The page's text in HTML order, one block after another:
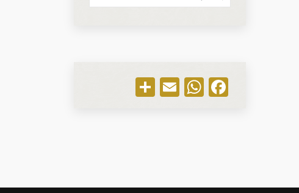
Facebook
WhatsApp
Email